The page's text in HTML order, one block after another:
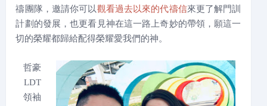
禱團隊，邀請你可以觀看過去以來的代禱信來更了解門訓
計劃的發展，也更看見神在這一路上奇妙的帶領，願這一
切的榮耀都歸給配得榮耀愛我們的神。
哲豪
LDT
領袖